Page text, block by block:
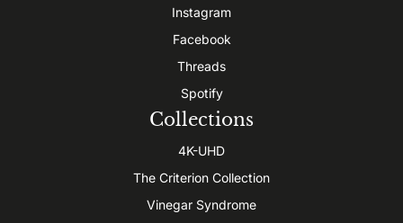
Instagram
Facebook
Threads
Spotify
Collections
4K-UHD
The Criterion Collection
Vinegar Syndrome